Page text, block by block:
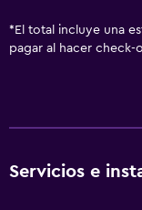
* El total incluye una
pagar al hacer check-
Servicios e